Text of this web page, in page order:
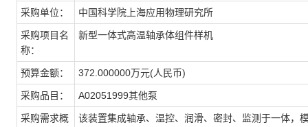
采购单位： 中国科学院上海应用物理研究所
采购项目名
称：
新型一体式高温轴承体组件样机
预算金额： 372.000000万元(人民币)
采购品目： A02051999其他泵
采购需求概
该装置集成轴承、温控、润滑、密封、监测于一体，